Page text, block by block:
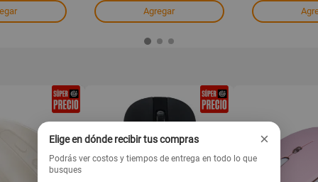
Agregar
Elige en dónde recibir tus compras ×
Podrás ver costos y tiempos de entrega en todo lo que
busques